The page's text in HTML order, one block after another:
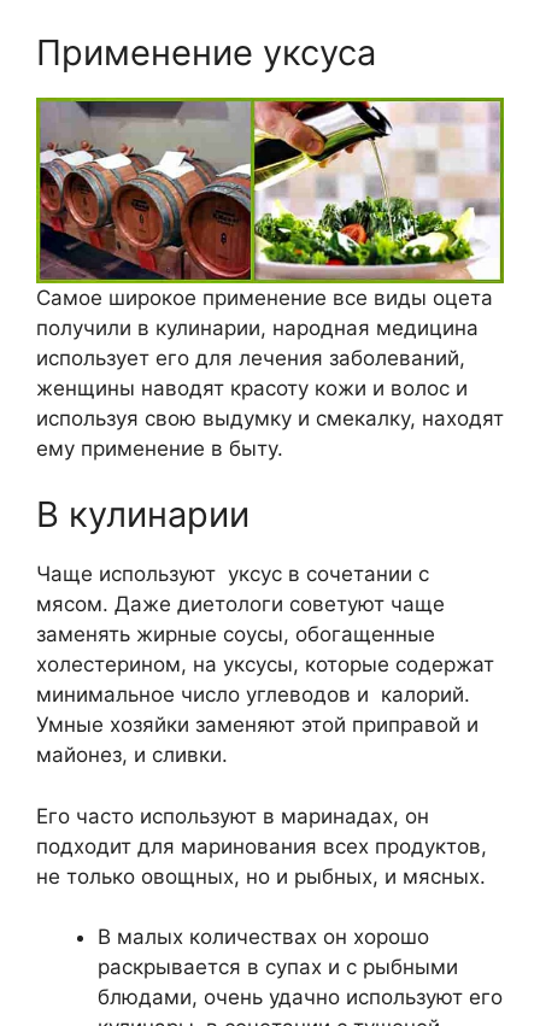
Применение уксуса
Самое широкое применение все виды оцета
получили в кулинарии, народная медицина
использует его для лечения заболеваний,
женщины наводят красоту кожи и волос и
используя свою выдумку и смекалку, находят
ему применение в быту.
В кулинарии
Чаще используют уксус в сочетании с
мясом. Даже диетологи советуют чаще
заменять жирные соусы, обогащенные
холестерином, на уксусы, которые содержат
минимальное число углеводов и калорий.
Умные хозяйки заменяют этой приправой и
майонез, и сливки.
Его часто используют в маринадах, он
подходит для маринования всех продуктов,
не только овощных, но и рыбных, и мясных.
В малых количествах он хорошо
раскрывается в супах и с рыбными
блюдами, очень удачно используют его